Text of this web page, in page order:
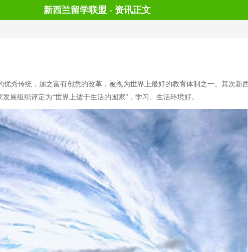
新西兰留学联盟 - 资讯正文
传统，加之富有创意的改革，被视为世界上最好的教育体制之一。其次新
展组织评定为“世界上适于生活的国家”，学习、生活环境好。